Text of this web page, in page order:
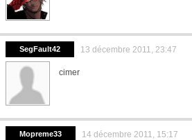
SegFault42 13 décembre 2011, 23:47
cimer
Mopreme33 14 décembre 2011, 15:17